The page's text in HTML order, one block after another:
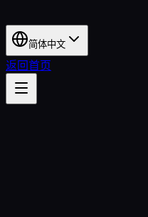
简体中文
返回首页